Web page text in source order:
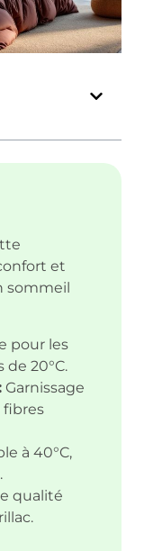
et
sommeil
pour les
20°C.
Garnissage
fibres
à 40°C,
qualité